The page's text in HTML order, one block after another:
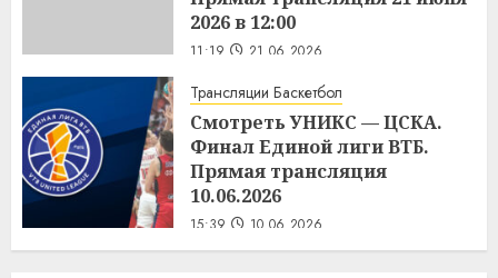
2026 в 12:00
11:19 21.06.2026
Трансляции Баскетбол
Смотреть УНИКС — ЦСКА.
Финал Единой лиги ВТБ.
Прямая трансляция
10.06.2026
15:39 10.06.2026